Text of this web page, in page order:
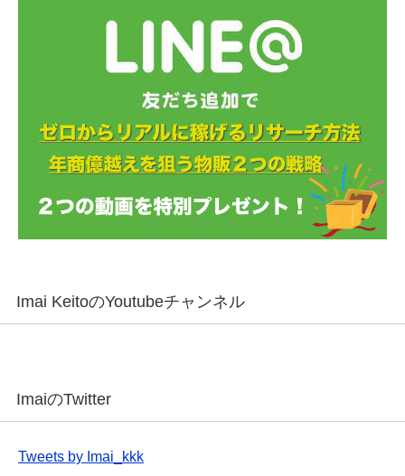
Imai KeitoのYoutubeチャンネル
ImaiのTwitter
Tweets by Imai_kkk